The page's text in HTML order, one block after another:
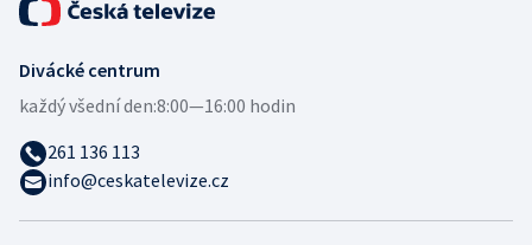
Divácké centrum
každý všední den:8:00—16:00 hodin
261 136 113
info@ceskatelevize.cz